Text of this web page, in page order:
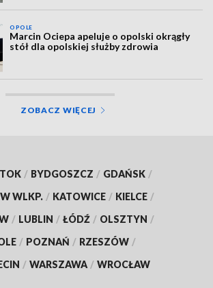
OPOLE
Marcin Ociepa apeluje o opolski okrągły
stół dla opolskiej służby zdrowia
ZOBACZ WIĘCEJ
/ BYDGOSZCZ / GDAŃSK /
WLKP. / KATOWICE / KIELCE /
/ LUBLIN / ŁÓDŹ / OLSZTYN /
/ POZNAŃ / RZESZÓW /
/ WARSZAWA / WROCŁAW